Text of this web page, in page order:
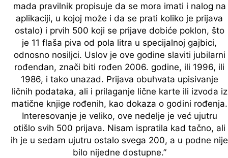
mada pravilnik propisuje da se mora imati i nalog na
aplikaciji, u kojoj može i da se prati koliko je prijava
ostalo) i prvih 500 koji se prijave dobiće poklon, što
je 11 flaša piva od pola litra u specijalnoj gajbici,
odnosno nosiljci. Uslov je ove godine slaviti jubilarni
rođendan, znači biti rođen 2006. godine, ili 1996, ili
1986, i tako unazad. Prijava obuhvata upisivanje
ličnih podataka, ali i prilaganje lične karte ili izvoda iz
matične knjige rođenih, kao dokaza o godini rođenja.
Interesovanje je veliko, ove nedelje je već ujutru
otišlo svih 500 prijava. Nisam ispratila kad tačno, ali
ih je u sedam ujutru ostalo svega 200, a u podne nije
bilo nijedne dostupne.”